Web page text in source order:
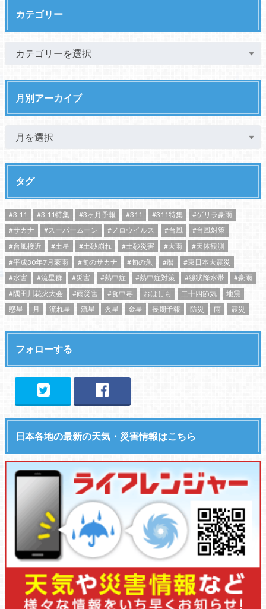
カテゴリー
月別アーカイブ
タグ
#3.11 #3.11特集 #3ヶ月予報 #311 #311特集
#ゲリラ豪雨
#サカナ
#スーパームーン #ノロウイルス #台風
#台風対策
#台風接近
#土星 #土砂崩れ #土砂災害 #大雨
#天体観測
#平成30年7月豪雨
#旬のサカナ #旬の魚 #暦
#東日本大震災
#水害
#流星群 #災害 #熱中症 #熱中症対策 #線状降水帯
#豪雨
#隅田川花火大会
#雨災害 #食中毒 おはしも 二十四節気
地震
惑星
月 流れ星 流星 火星 金星 長期予報 防災 雨 震災
フォローする
日本各地の最新の天気・災害情報はこちら